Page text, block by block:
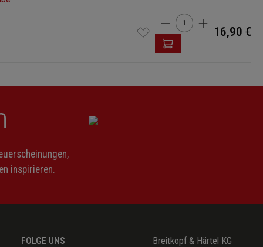
Produkt Anzahl:
16,90 €
inspirieren.
FOLGE UNS
Breitkopf & Härtel KG